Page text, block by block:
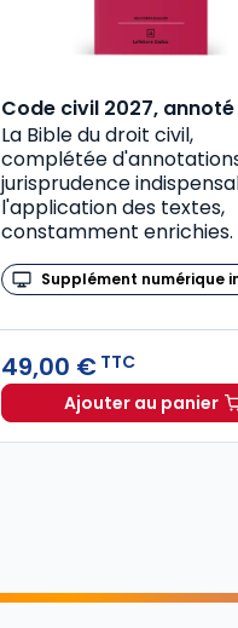
Code de la santé publique 2026, annoté commenté en ligne (Coffret en 2 tomes) à TTC
Mémento Fiscal 2026 à TTC
Code civil 2027, annoté
La Bible du droit civil,
complétée
jurisprudence
l'application des textes,
constamment enrichies.
Supplément numérique
49,00 € TTC
Ajouter au panier